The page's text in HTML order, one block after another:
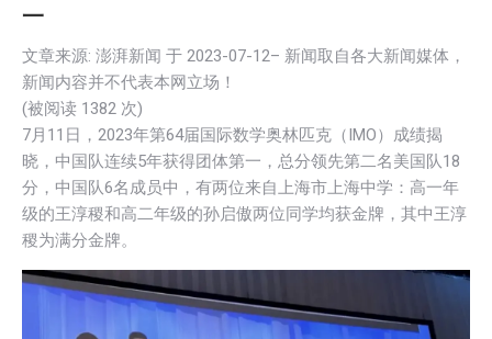
一
文章来源: 澎湃新闻 于 2023-07-12– 新闻取自各大新闻媒体，
新闻内容并不代表本网立场！
(被阅读 1382 次)
7月11日，2023年第64届国际数学奥林匹克（IMO）成绩揭
晓，中国队连续5年获得团体第一，总分领先第二名美国队18
分，中国队6名成员中，有两位来自上海市上海中学：高一年
级的王淳稷和高二年级的孙启傲两位同学均获金牌，其中王淳
稷为满分金牌。